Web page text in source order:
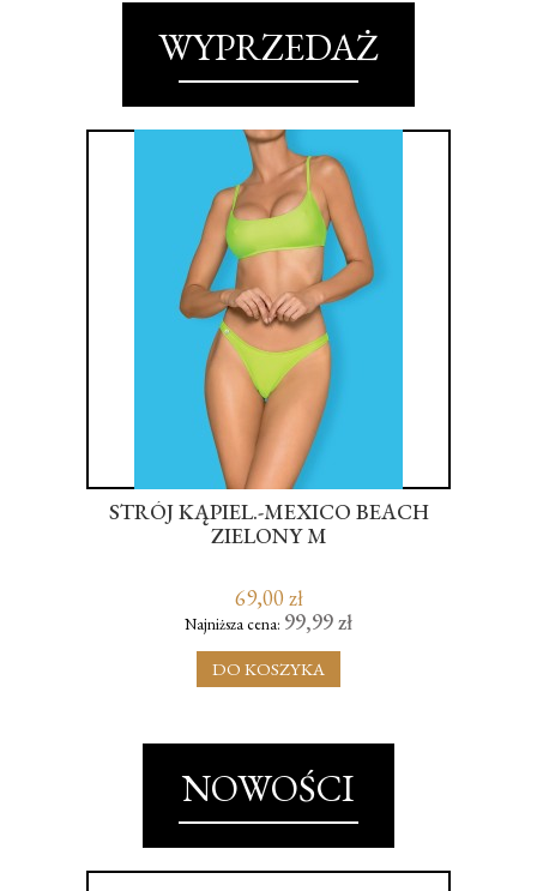
WYPRZEDAŻ
STRÓJ KĄPIEL.-MEXICO BEACH
ZIELONY M
69,00 zł
Najniższa cena: 99,99 zł
DO KOSZYKA
NOWOŚCI